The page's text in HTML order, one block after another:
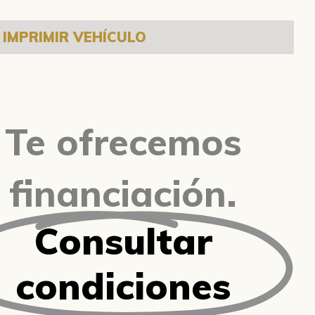
IMPRIMIR VEHÍCULO
Te ofrecemos
financiación.
Consultar
condiciones